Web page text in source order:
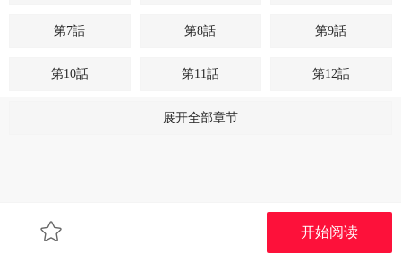
第7話 第8話 第9話
第10話 第11話 第12話
第14話
第22話
开始阅读
展开全部章节